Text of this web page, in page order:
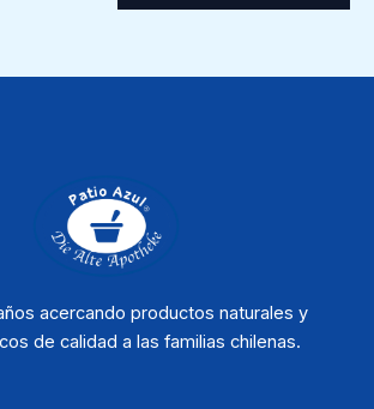
acercando productos naturales y
de calidad a las familias chilenas.